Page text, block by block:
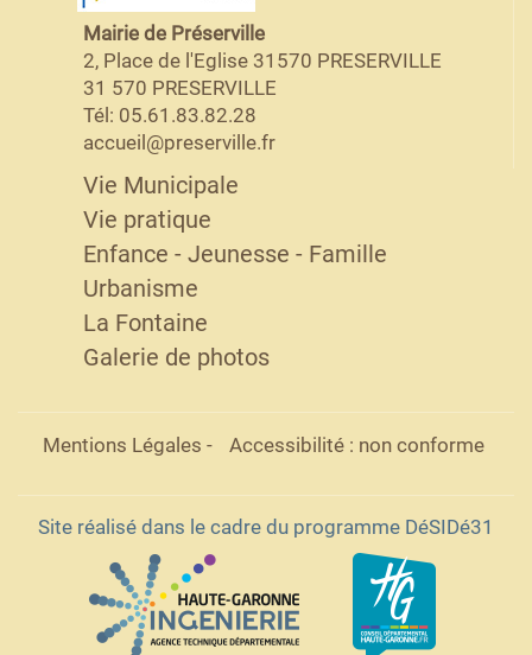
Mairie de Préserville
2, Place de l'Eglise 31570 PRESERVILLE
31 570 PRESERVILLE
Tél: 05.61.83.82.28
accueil@preserville.fr
Vie Municipale
Vie pratique
Enfance - Jeunesse - Famille
Urbanisme
La Fontaine
Galerie de photos
Mentions Légales - Accessibilité : non conforme
Site réalisé dans le cadre du programme DéSIDé31